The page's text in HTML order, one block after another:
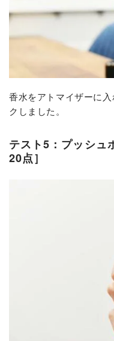
香水をアトマイザーに
クしました。
テスト5：プッシュ
20点］